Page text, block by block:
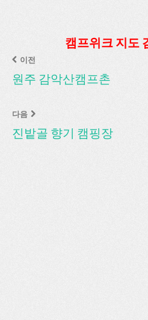
캠프위크 지도
이전
원주 감악산캠프촌
다음
진밭골 향기 캠핑장